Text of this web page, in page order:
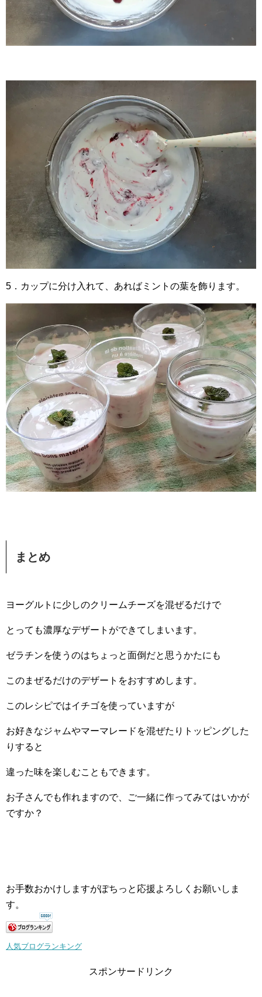
5．カップに分け入れて、あればミントの葉を飾ります。
まとめ
ヨーグルトに少しのクリームチーズを混ぜるだけで
とっても濃厚なデザートができてしまいます。
ゼラチンを使うのはちょっと面倒だと思うかたにも
このまぜるだけのデザートをおすすめします。
このレシピではイチゴを使っていますが
お好きなジャムやマーマレードを混ぜたりトッピングした
りすると
違った味を楽しむこともできます。
お子さんでも作れますので、ご一緒に作ってみてはいかが
ですか？
お手数おかけしますがぽちっと応援よろしくお願いしま
す。
人気ブログランキング
スポンサードリンク